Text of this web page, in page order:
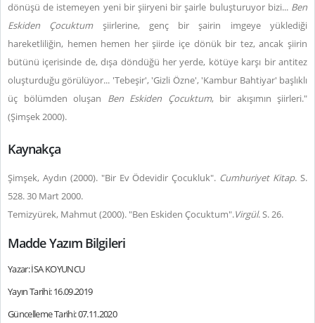
dönüşü de istemeyen yeni bir şiiryeni bir şairle buluşturuyor bizi... Ben
Eskiden Çocuktumşiirlerine, genç bir şairin imgeye yüklediği
hareketliliğin, hemen hemen her şiirde içe dönük bir tez, ancak şiirin
bütünü içerisinde de, dışa döndüğü her yerde, kötüye karşı bir antitez
oluşturduğu görülüyor... 'Tebeşir', 'Gizli Özne', 'Kambur Bahtiyar' başlıklı
üç bölümden oluşan Ben Eskiden Çocuktum, bir akışımın şiirleri."
(Şimşek 2000).
Kaynakça
Şimşek, Aydın (2000). "Bir Ev Ödevidir Çocukluk". Cumhuriyet Kitap. S.
528. 30 Mart 2000.
Temizyürek, Mahmut (2000). "Ben Eskiden Çocuktum".Virgül. S. 26.
Madde Yazım Bilgileri
Yazar: İSA KOYUNCU
Yayın Tarihi: 16.09.2019
Güncelleme Tarihi: 07.11.2020